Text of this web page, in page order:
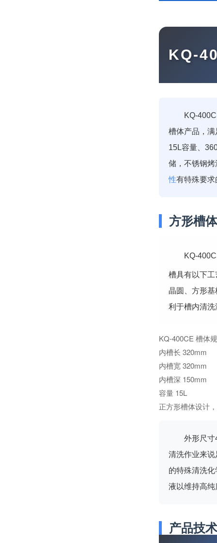
KQ-
KQ-
槽体产品，
15L容量、
储，不锈钢
性有特殊要
方形槽
KQ-
槽具有以下
晶圆、方形
利于槽内清
KQ-400CE 槽体
内槽长 320mm
内槽宽 320mm
内槽深 150mm
容量 15L
正方形槽体设计
外形尺
清洗作业来
的特殊清洗
液以维持高
产品技